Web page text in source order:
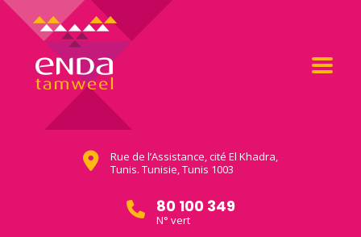
Rue de l’Assistance, cité El Khadra,
Tunis. Tunisie, Tunis 1003
80 100 349
N° vert